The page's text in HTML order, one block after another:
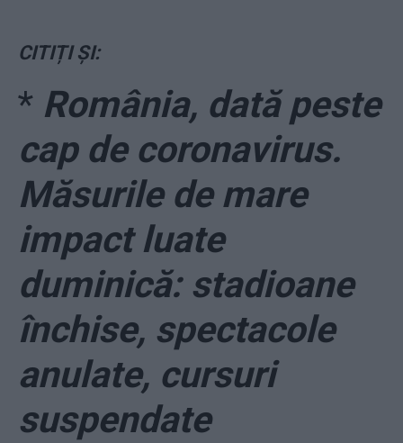
CITIȚI ȘI:
* România, dată peste
cap de coronavirus.
Măsurile de mare
impact luate
duminică: stadioane
închise, spectacole
anulate, cursuri
suspendate